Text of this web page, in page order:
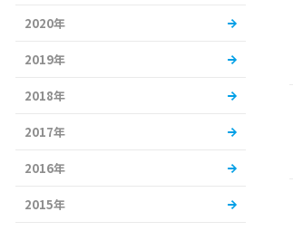
2020年
2019年
2018年
2017年
2016年
2015年